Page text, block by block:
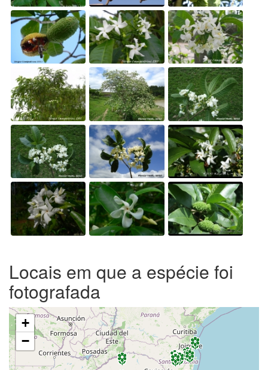
Locais em que a espécie foi
fotografada
+
−